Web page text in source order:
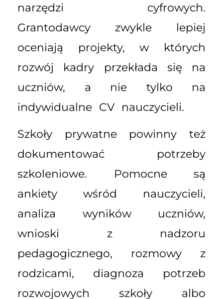
narzędzi cyfrowych.
Grantodawcy zwykle lepiej
oceniają projekty, w których
rozwój kadry przekłada się na
uczniów, a nie tylko na
indywidualne CV nauczycieli.
Szkoły prywatne powinny też
dokumentować potrzeby
szkoleniowe. Pomocne są
ankiety wśród nauczycieli,
analiza wyników uczniów,
wnioski z nadzoru
pedagogicznego, rozmowy z
rodzicami, diagnoza potrzeb
rozwojowych szkoły albo